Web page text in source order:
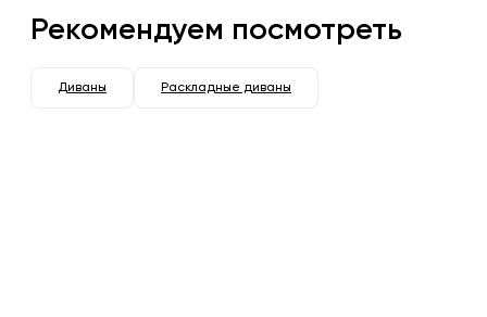
Рекомендуем посмотреть
Диваны Раскладные диваны